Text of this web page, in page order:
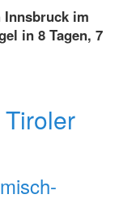
Innsbruck im
in 8 Tagen, 7